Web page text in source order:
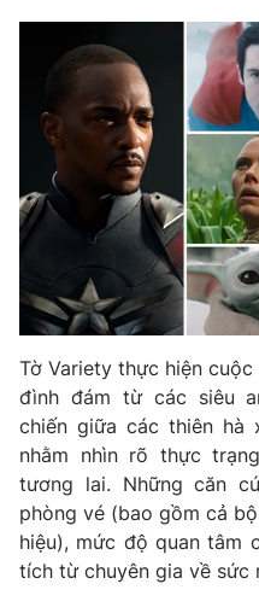
Câu chuyện quốc tế
Thị trường
Góc doanh nghiệp
Dữ liệu và đời sống
Truyền hình
Phim VTV
Hậu trường
Nhân vật
Khán giả
Giải sao mai
Giải trí
Điện ảnh
Âm nhạc
Sao
Đời sống
Du lịch
Làm đẹp
Chất lượng cuộc sống
Giáo dục
Tuyển sinh
Học trực tuyến
Công nghệ
Hitech Công nghệ tương
Sản phẩm
Thị trường
Tư vấn
Giao lưu trực tuyến
Lịch phát sóng
Tờ Variety thực hiện
đình đám từ các siêu
chiến giữa các thiên hà
nhằm nhìn rõ thực
tương lai. Những căn
phòng vé (bao gồm cả
hiệu), mức độ quan tâm
tích từ chuyên gia về sức